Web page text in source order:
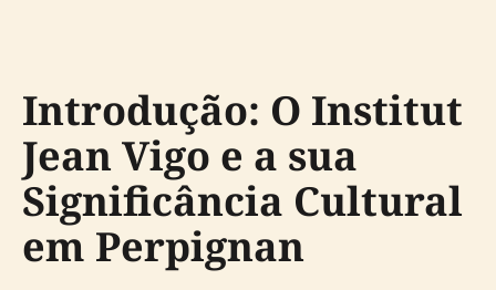
Introdução: O Institut
Jean Vigo e a sua
Significância Cultural
em Perpignan